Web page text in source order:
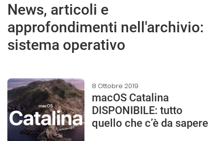
News, articoli e
approfondimenti nell'archivio:
sistema operativo
8 Ottobre 2019
macOS Catalina
DISPONIBILE: tutto
quello che c’è da sapere